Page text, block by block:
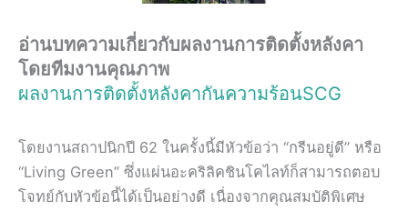
อ่านบทความเกี่ยวกับผลงานการติดตั้งหลังคา
โดยทีมงานคุณภาพ
ผลงานการติดตั้งหลังคากันความร้อนSCG
โดยงานสถาปนิกปี 62 ในครั้งนี้มีหัวข้อว่า “กรีนอยู่ดี” หรือ
“Living Green” ซึ่งแผ่นอะคริลิคชินโคไลท์ก็สามารถตอบ
โจทย์กับหัวข้อนี้ได้เป็นอย่างดี เนื่องจากคุณสมบัติพิเศษ